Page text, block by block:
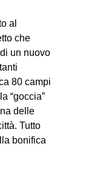
al
che
un nuovo
80 campi
“goccia”
delle
Tutto
bonifica